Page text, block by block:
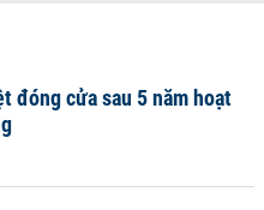
đóng cửa sau 5 năm hoạt